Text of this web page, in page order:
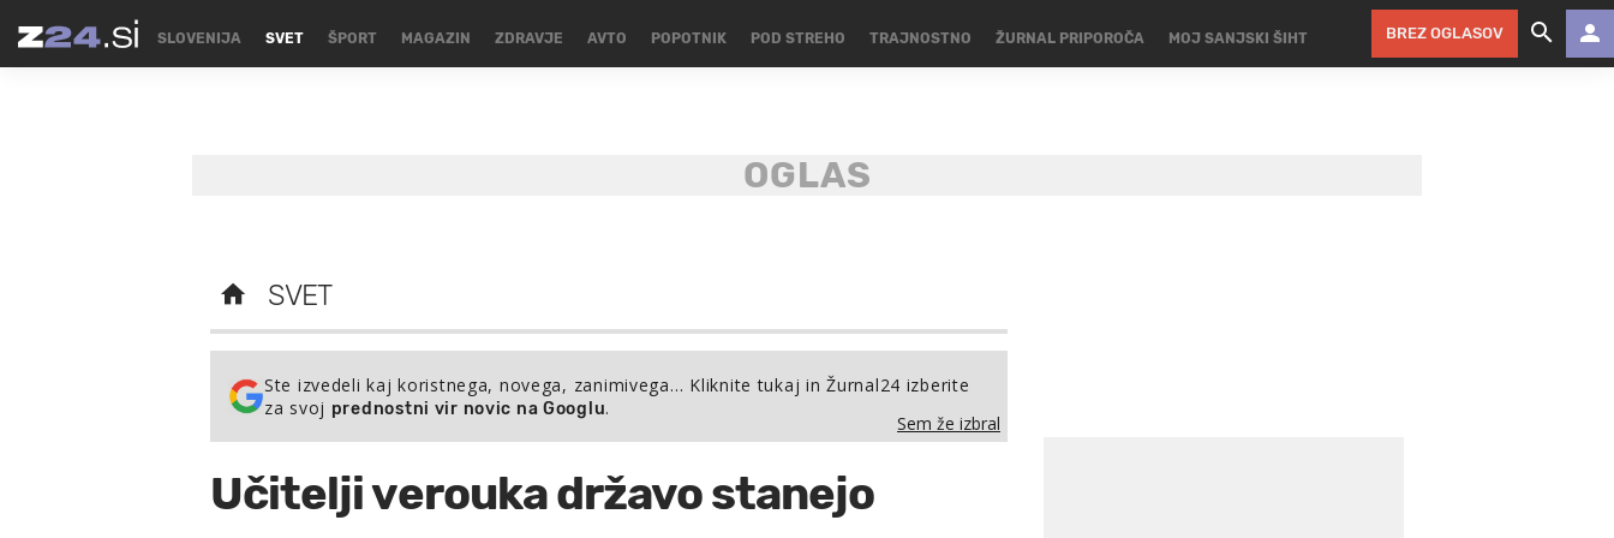
SLOVENIJA SVET ŠPORT MAGAZIN ZDRAVJE AVTO POPOTNIK POD STREHO TRAJNOSTNO ŽURNAL PRIPOROČA MOJ SANJSKI ŠIHT BREZ OGLASOV
SVET
Ste izvedeli kaj koristnega, novega, zanimivega… Kliknite tukaj in Žurnal24 izberite
za svoj prednostni vir novic na Googlu.
Sem že izbral
Učitelji verouka državo stanejo